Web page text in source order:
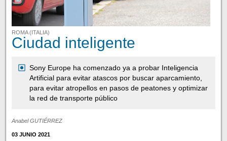
ROMA (ITALIA)
Ciudad inteligente
Sony Europe ha comenzado ya a probar Inteligencia
Artificial para evitar atascos por buscar aparcamiento,
para evitar atropellos en pasos de peatones y optimizar
la red de transporte público
Anabel GUTIÉRREZ
03 JUNIO 2021